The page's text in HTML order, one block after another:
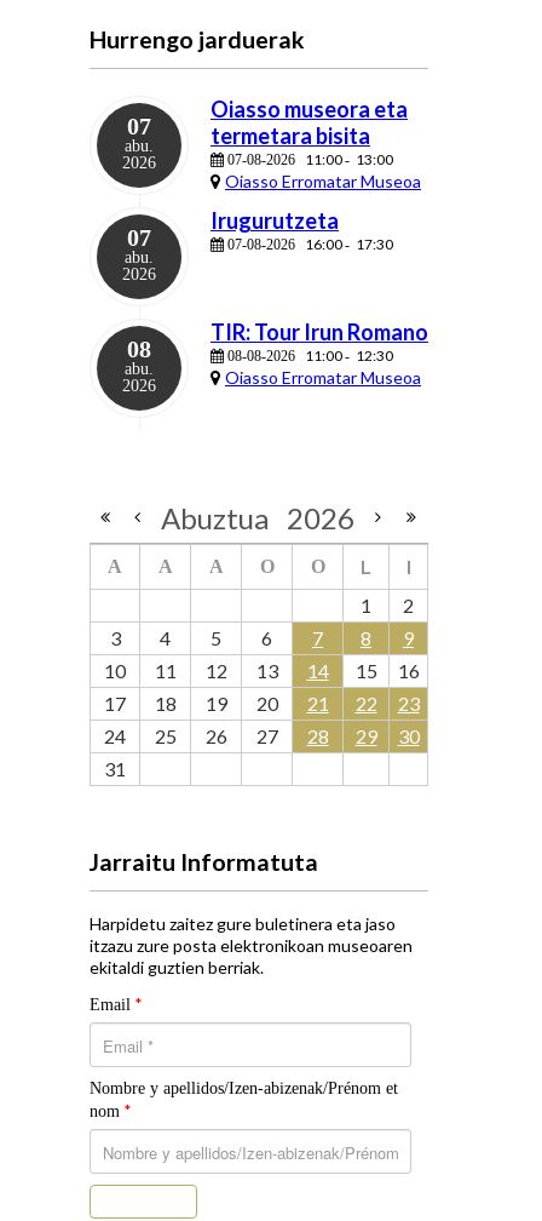
Hurrengo jarduerak
07
abu.
2026
Oiasso museora eta
termetara bisita
07-08-2026 11:00- 13:00
Oiasso Erromatar Museoa
07
abu.
2026
Irugurutzeta
07-08-2026 16:00- 17:30
08
abu.
2026
TIR: Tour Irun Romano
08-08-2026 11:00- 12:30
Oiasso Erromatar Museoa
Abuztua 2026
A A A O O L
I
1
2
3
4 5 6 7 8
9
10
11 12 13 14 15
16
17
18 19 20 21 22
23
24
25 26 27 28 29
30
31
Jarraitu Informatuta
Harpidetu zaitez gure buletinera eta jaso
itzazu zure posta elektronikoan museoaren
ekitaldi guztien berriak.
Email *
Nombre y apellidos/Izen-abizenak/Prénom et
nom *